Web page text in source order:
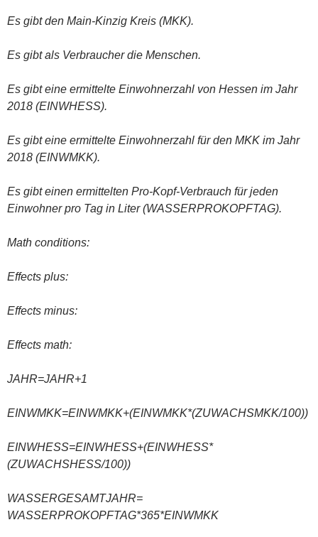
Es gibt den Main-Kinzig Kreis (MKK).
Es gibt als Verbraucher die Menschen.
Es gibt eine ermittelte Einwohnerzahl von Hessen im Jahr
2018 (EINWHESS).
Es gibt eine ermittelte Einwohnerzahl für den MKK im Jahr
2018 (EINWMKK).
Es gibt einen ermittelten Pro-Kopf-Verbrauch für jeden
Einwohner pro Tag in Liter (WASSERPROKOPFTAG).
Math conditions:
Effects plus:
Effects minus:
Effects math:
JAHR=JAHR+1
EINWMKK=EINWMKK+(EINWMKK*(ZUWACHSMKK/100))
EINWHESS=EINWHESS+(EINWHESS*
(ZUWACHSHESS/100))
WASSERGESAMTJAHR=
WASSERPROKOPFTAG*365*EINWMKK